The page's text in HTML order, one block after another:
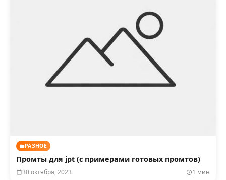
РАЗНОЕ
Промты для jpt (с примерами готовых промтов)
30 октября, 2023 1 мин